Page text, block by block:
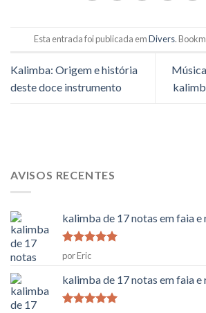
Esta entrada foi publicada emDivers.
Kalimba: Origem e história
deste doce instrumento
AVISOS RECENTES
kalimba de 17 notas em faia e
Classificado
como
5
por Eric
kalimba de 17 notas em faia e